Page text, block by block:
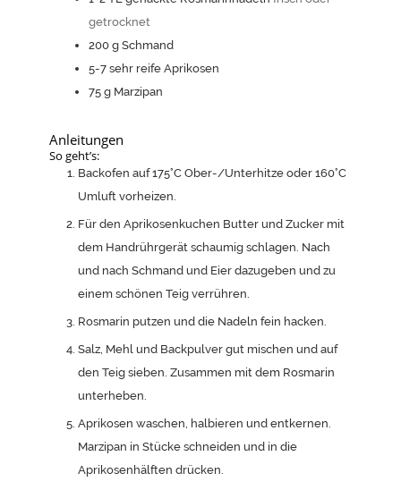
getrocknet
200 g Schmand
5-7 sehr reife Aprikosen
75 g Marzipan
Anleitungen
So geht’s:
Backofen auf 175°C Ober-/Unterhitze oder 160°C
Umluft vorheizen.
Für den Aprikosenkuchen Butter und Zucker mit
dem Handrührgerät schaumig schlagen. Nach
und nach Schmand und Eier dazugeben und zu
einem schönen Teig verrühren.
Rosmarin putzen und die Nadeln fein hacken.
Salz, Mehl und Backpulver gut mischen und auf
den Teig sieben. Zusammen mit dem Rosmarin
unterheben.
Aprikosen waschen, halbieren und entkernen.
Marzipan in Stücke schneiden und in die
Aprikosenhälften drücken.